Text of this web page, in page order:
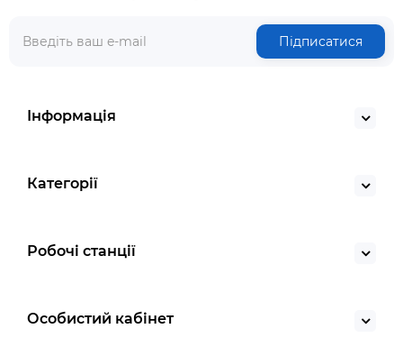
Підписатися
Інформація
Категорії
Робочі станції
Особистий кабінет